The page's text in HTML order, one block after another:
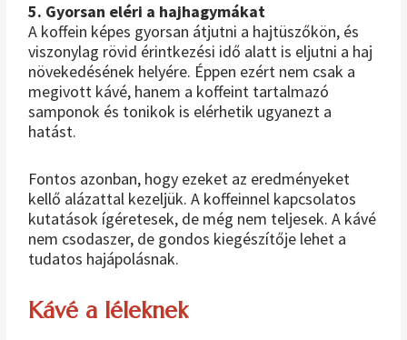
5. Gyorsan eléri a hajhagymákat
A koffein képes gyorsan átjutni a hajtüszőkön, és
viszonylag rövid érintkezési idő alatt is eljutni a haj
növekedésének helyére. Éppen ezért nem csak a
megivott kávé, hanem a koffeint tartalmazó
samponok és tonikok is elérhetik ugyanezt a
hatást.
Fontos azonban, hogy ezeket az eredményeket
kellő alázattal kezeljük. A koffeinnel kapcsolatos
kutatások ígéretesek, de még nem teljesek. A kávé
nem csodaszer, de gondos kiegészítője lehet a
tudatos hajápolásnak.
Kávé a léleknek